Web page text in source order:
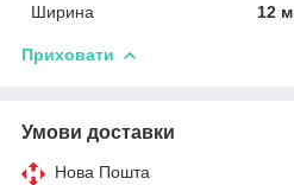
Ширина
12 м
Приховати
Умови доставки
Нова Пошта